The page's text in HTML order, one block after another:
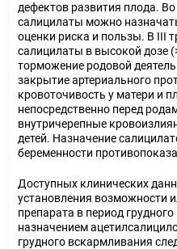
дефектов развития плода.
салицилаты можно
оценки риска и пользы. В III
салицилаты в высокой дозе
торможение родовой
закрытие артериального
кровоточивость у матери и
непосредственно перед
внутричерепные
детей. Назначение
беременности
Доступных клинических
установления возможности
препарата в период
назначением
грудного вскармливания